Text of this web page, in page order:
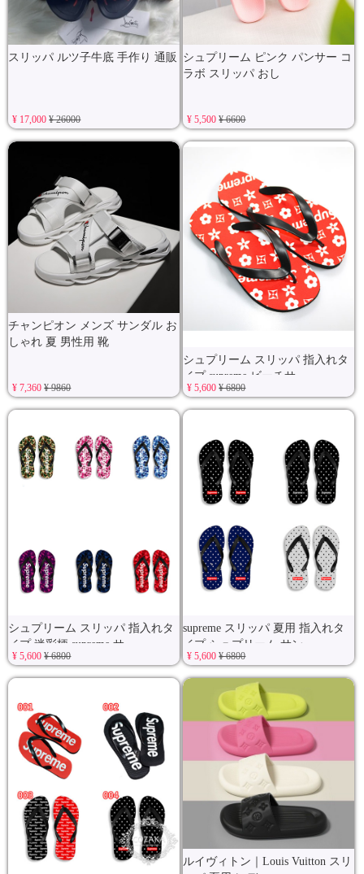
スリッパ ルツ子牛底 手作り 通販
¥ 17,000¥ 26000
シュプリーム ピンク パンサー コ
ラボ スリッパ おし
¥ 5,500¥ 6600
チャンピオン メンズ サンダル お
しゃれ 夏 男性用 靴
¥ 7,360¥ 9860
シュプリーム スリッパ 指入れタ
イプ supreme ビーチサ
¥ 5,600¥ 6800
シュプリーム スリッパ 指入れタ
イプ 迷彩柄 supreme サ
¥ 5,600¥ 6800
supreme スリッパ 夏用 指入れタ
イプ シュプリーム サン
¥ 5,600¥ 6800
ルイヴィトン｜Louis Vuitton スリ